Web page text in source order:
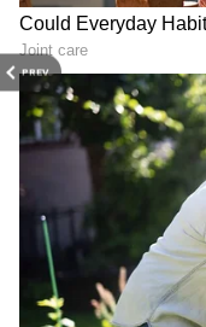
PREV
Related Articles
TVS Jupiter: జీఎస్టీ
త‌గ్గిందంటే.. త‌క్కువ‌
అస‌లు
Price Drop on TVs :
రూ.17,000